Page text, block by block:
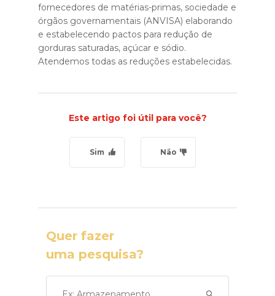
fornecedores de matérias-primas, sociedade e
órgãos governamentais (ANVISA) elaborando
e estabelecendo pactos para redução de
gorduras saturadas, açúcar e sódio.
Atendemos todas as reduções estabelecidas.
Este artigo foi útil para você?
Sim Não
Quer fazer
uma pesquisa?